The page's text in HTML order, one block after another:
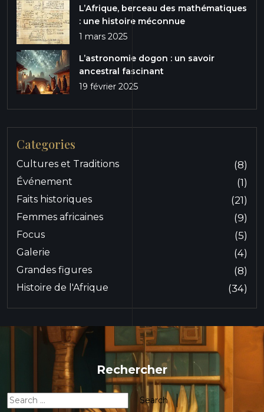
L’Afrique, berceau des mathématiques
: une histoire méconnue
1 mars 2025
L’astronomie dogon : un savoir
ancestral fascinant
19 février 2025
Categories
Cultures et Traditions (8)
Événement (1)
Faits historiques (21)
Femmes africaines (9)
Focus (5)
Galerie (4)
Grandes figures (8)
Histoire de l'Afrique (34)
Rechercher